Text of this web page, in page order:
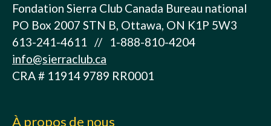
Fondation Sierra Club Canada Bureau national
PO Box 2007 STN B, Ottawa, ON K1P 5W3
613-241-4611 // 1-888-810-4204
info@sierraclub.ca
CRA # 11914 9789 RR0001
À propos de nous